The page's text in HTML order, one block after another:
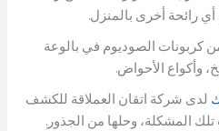
أي رائحة أخرى بالمنزل.
كربونات الصوديوم في بالوعة
وأكواع الأحواض.
لدى شركة اتقان العملاقة للكشف
المشكلة، وحلها من الجذور.